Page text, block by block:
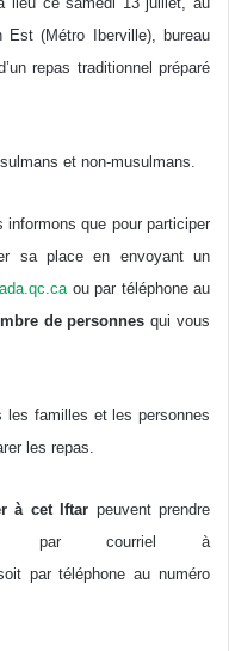
Est (Métro Iberville), bureau
repas traditionnel préparé
et non-musulmans.
que pour participer
sa place en envoyant un
ou par téléphone au
de personnes qui vous
les familles et les personnes
les repas.
à cet Iftar peuvent prendre
par courriel à
par téléphone au numéro